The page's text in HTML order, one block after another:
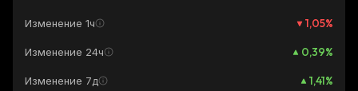
Изменение 1ч 1,05%
Изменение 24ч 0,39%
Изменение 7д 1,41%